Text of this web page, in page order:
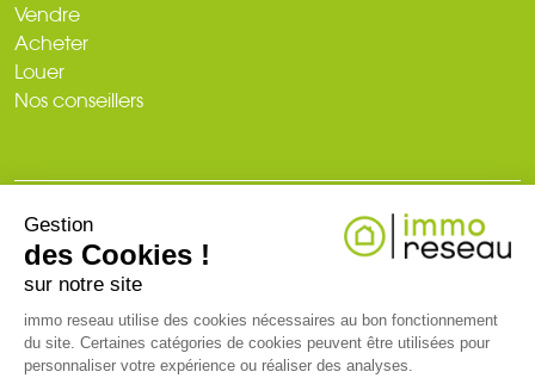
Vendre
Acheter
Louer
Nos conseillers
Plan du site
Mentions légales
RCS NANTES 519 718 886. Carte professionnelle T et G n° CPI 3002
Gestion
des Cookies !
sur notre site
immo reseau utilise des cookies nécessaires au bon fonctionnement
du site. Certaines catégories de cookies peuvent être utilisées pour
personnaliser votre expérience ou réaliser des analyses.